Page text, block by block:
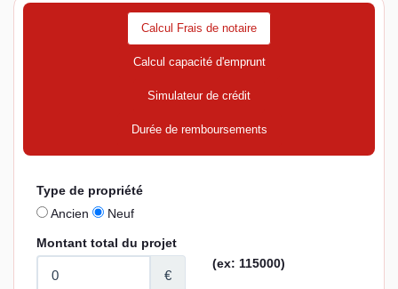
Calcul Frais de notaire
Calcul capacité d'emprunt
Simulateur de crédit
Durée de remboursements